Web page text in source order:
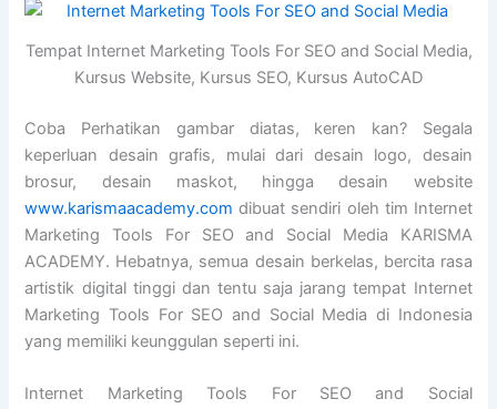
Tempat Internet Marketing Tools For SEO and Social Media,
Kursus Website, Kursus SEO, Kursus AutoCAD
Coba Perhatikan gambar diatas, keren kan? Segala
keperluan desain grafis, mulai dari desain logo, desain
brosur, desain maskot, hingga desain website
www.karismaacademy.com dibuat sendiri oleh tim Internet
Marketing Tools For SEO and Social Media KARISMA
ACADEMY. Hebatnya, semua desain berkelas, bercita rasa
artistik digital tinggi dan tentu saja jarang tempat Internet
Marketing Tools For SEO and Social Media di Indonesia
yang memiliki keunggulan seperti ini.
Internet Marketing Tools For SEO and Social